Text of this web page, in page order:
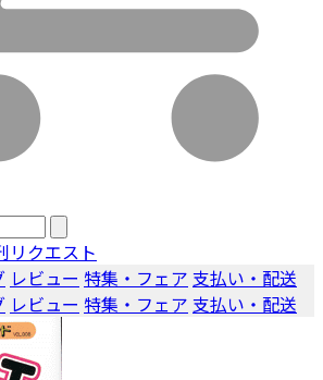
リクエスト
レビュー 特集・フェア 支払い・配送
レビュー 特集・フェア 支払い・配送